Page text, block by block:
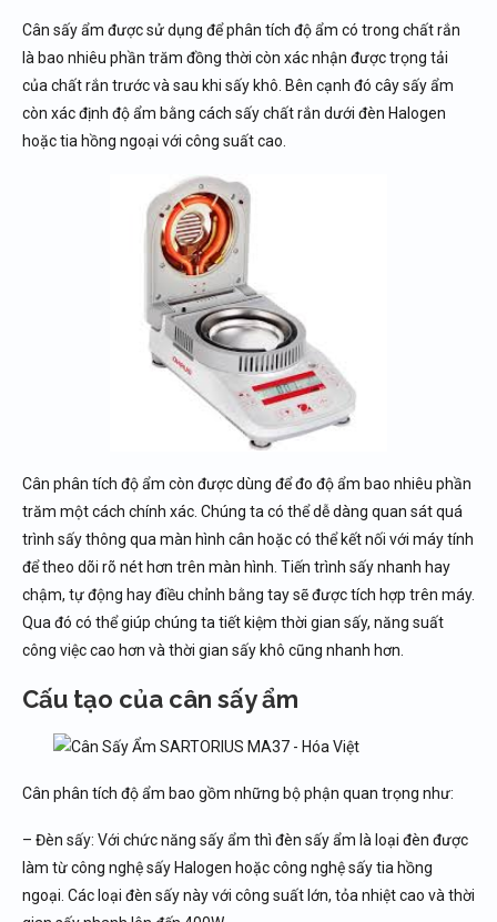
Cân sấy ẩm được sử dụng để phân tích độ ẩm có trong chất rắn
là bao nhiêu phần trăm đồng thời còn xác nhận được trọng tải
của chất rắn trước và sau khi sấy khô. Bên cạnh đó cây sấy ẩm
còn xác định độ ẩm bằng cách sấy chất rắn dưới đèn Halogen
hoặc tia hồng ngoại với công suất cao.
Cân phân tích độ ẩm còn được dùng để đo độ ẩm bao nhiêu phần
trăm một cách chính xác. Chúng ta có thể dễ dàng quan sát quá
trình sấy thông qua màn hình cân hoặc có thể kết nối với máy tính
để theo dõi rõ nét hơn trên màn hình. Tiến trình sấy nhanh hay
chậm, tự động hay điều chỉnh bằng tay sẽ được tích hợp trên máy.
Qua đó có thể giúp chúng ta tiết kiệm thời gian sấy, năng suất
công việc cao hơn và thời gian sấy khô cũng nhanh hơn.
Cấu tạo của cân sấy ẩm
Cân phân tích độ ẩm bao gồm những bộ phận quan trọng như:
– Đèn sấy: Với chức năng sấy ẩm thì đèn sấy ẩm là loại đèn được
làm từ công nghệ sấy Halogen hoặc công nghệ sấy tia hồng
ngoại. Các loại đèn sấy này với công suất lớn, tỏa nhiệt cao và thời